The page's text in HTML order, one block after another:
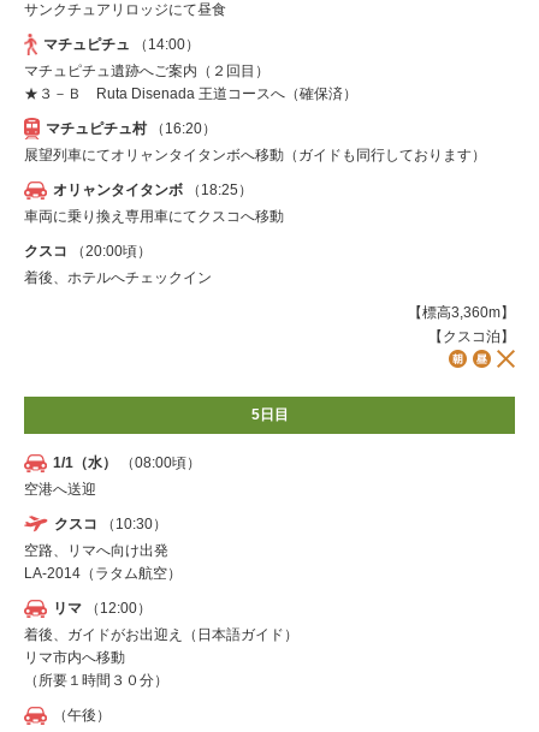
サンクチュアリロッジにて昼食
マチュピチュ
（14:00）
マチュピチュ遺跡へご案内（２回目）
★３－Ｂ Ruta Disenada 王道コースへ（確保済）
マチュピチュ村
（16:20）
展望列車にてオリャンタイタンボへ移動（ガイドも同行しております）
オリャンタイタンボ
（18:25）
車両に乗り換え専用車にてクスコへ移動
クスコ
（20:00頃）
着後、ホテルへチェックイン
【標高3,360m】
【クスコ泊】
5日目
1/1（水）
（08:00頃）
空港へ送迎
クスコ
（10:30）
空路、リマへ向け出発
LA-2014（ラタム航空）
リマ
（12:00）
着後、ガイドがお出迎え（日本語ガイド）
リマ市内へ移動
（所要１時間３０分）
（午後）